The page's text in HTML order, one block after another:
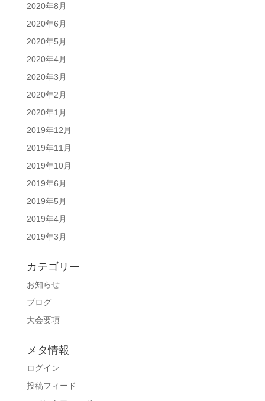
2020年8月
2020年6月
2020年5月
2020年4月
2020年3月
2020年2月
2020年1月
2019年12月
2019年11月
2019年10月
2019年6月
2019年5月
2019年4月
2019年3月
カテゴリー
お知らせ
ブログ
大会要項
メタ情報
ログイン
投稿フィード